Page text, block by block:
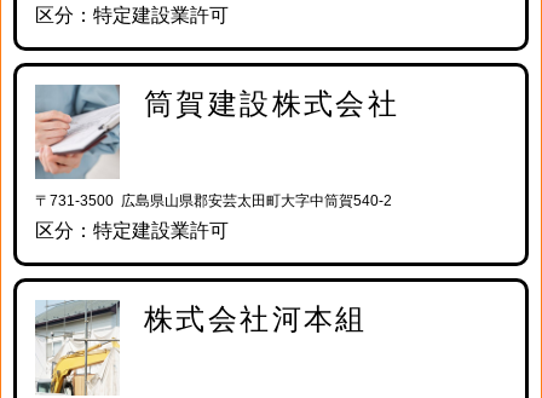
区分：特定建設業許可
筒賀建設株式会社
〒731-3500 広島県山県郡安芸太田町大字中筒賀540-2
区分：特定建設業許可
株式会社河本組